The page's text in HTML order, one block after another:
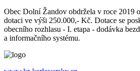
Obec Dolní Žandov obdržela v roce 2019
dotaci ve výši 250.000,- Kč. Dotace se
obecního rozhlasu - I. etapa - dodávka
a informačního systému.